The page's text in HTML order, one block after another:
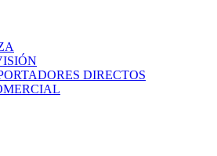
DIRECTOS